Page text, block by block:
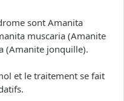
sont Amanita
muscaria (Amanite
(Amanite jonquille).
et le traitement se fait